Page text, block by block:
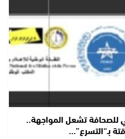
للصحافة تشعل المواجهة..
بـ“التسرع”…